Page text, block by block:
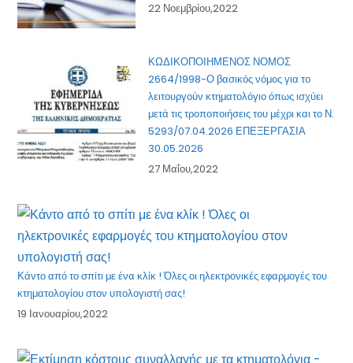
22 Νοεμβρίου,2022
ΚΩΔΙΚΟΠΟΙΗΜΕΝΟΣ ΝΟΜΟΣ
2664/1998-Ο βασικός νόμος για το
λειτουργούν κτηματολόγιο όπως ισχύει
μετά τις τροποποιήσεις του μέχρι και το Ν.
5293/07.04.2026 ΕΠΕΞΕΡΓΑΣΙΑ
30.05.2026
27 Μαΐου,2022
Κάντο από το σπίτι με ένα κλίκ ! Όλες οι ηλεκτρονικές εφαρμογές του
κτηματολογίου στον υπολογιστή σας!
19 Ιανουαρίου,2022